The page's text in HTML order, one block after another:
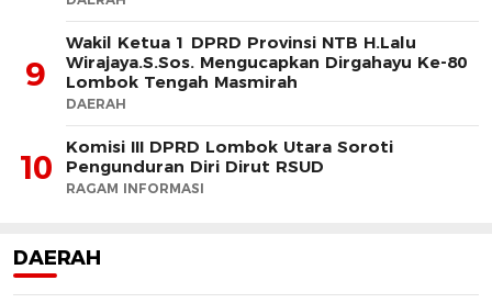
9
Wakil Ketua 1 DPRD Provinsi NTB H.Lalu
Wirajaya.S.Sos. Mengucapkan Dirgahayu Ke-80
Lombok Tengah Masmirah
DAERAH
10
Komisi III DPRD Lombok Utara Soroti
Pengunduran Diri Dirut RSUD
RAGAM INFORMASI
DAERAH